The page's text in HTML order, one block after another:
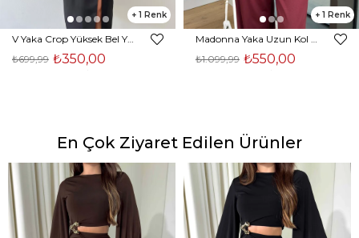
1
₺350,00
₺699,99
1
₺550,00
₺1.099,99
En Çok Ziyaret Edilen Ürünler